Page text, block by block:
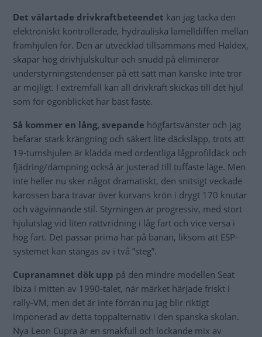
Det välartade drivkraftbeteendet kan jag tacka den
elektroniskt kontrollerade, hydrauliska lamelldiffen mellan
framhjulen för. Den är utvecklad tillsammans med Haldex,
skapar hög drivhjulskultur och snudd på eliminerar
understyrningstendenser på ett sätt man kanske inte tror
är möjligt. I extremfall kan all drivkraft skickas till det hjul
som för ögonblicket har bäst fäste.
Så kommer en lång, svepande högfartsvänster och jag
befarar stark krängning och säkert lite däcksläpp, trots att
19-tumshjulen är klädda med ordentliga lågprofildäck och
fjädring/dämpning också är justerad till tuffaste läge. Men
inte heller nu sker något dramatiskt, den snitsigt veckade
karossen bara travar över kurvans krön i drygt 170 knutar
och vägvinnande stil. Styrningen är progressiv, med stort
hjulutslag vid liten rattvridning i låg fart och vice versa i
hög fart. Det passar prima här på banan, liksom att ESP-
systemet kan stängas av i två ”steg”.
Cupranamnet dök upp på den mindre modellen Seat
Ibiza i mitten av 1990-talet, när märket härjade friskt i
rally-VM, men det är inte förrän nu jag blir riktigt
imponerad av detta toppalternativ i den spanska skolan.
Nya Leon Cupra är en smakfull och lockande mix av